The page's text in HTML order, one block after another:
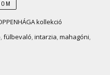
kollekció
,fülbevaló,intarzia,mahagóni,